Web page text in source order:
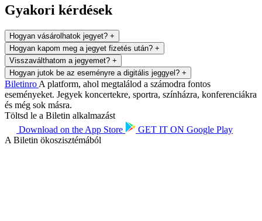
Gyakori kérdések
Hogyan vásárolhatok jegyet? +
Hogyan kapom meg a jegyet fizetés után? +
Visszaválthatom a jegyemet? +
Hogyan jutok be az eseményre a digitális jeggyel? +
Biletinro A platform, ahol megtalálod a számodra fontos
eseményeket. Jegyek koncertekre, sportra, színházra, konferenciákra
és még sok másra.
Töltsd le a Biletin alkalmazást
Download on the App Store GET IT ON Google Play
A Biletin ökoszisztémából